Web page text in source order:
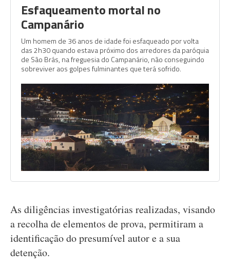
Esfaqueamento mortal no
Campanário
Um homem de 36 anos de idade foi esfaqueado por volta
das 2h30 quando estava próximo dos arredores da paróquia
de São Brás, na freguesia do Campanário, não conseguindo
sobreviver aos golpes fulminantes que terá sofrido.
As diligências investigatórias realizadas, visando
a recolha de elementos de prova, permitiram a
identificação do presumível autor e a sua
detenção.